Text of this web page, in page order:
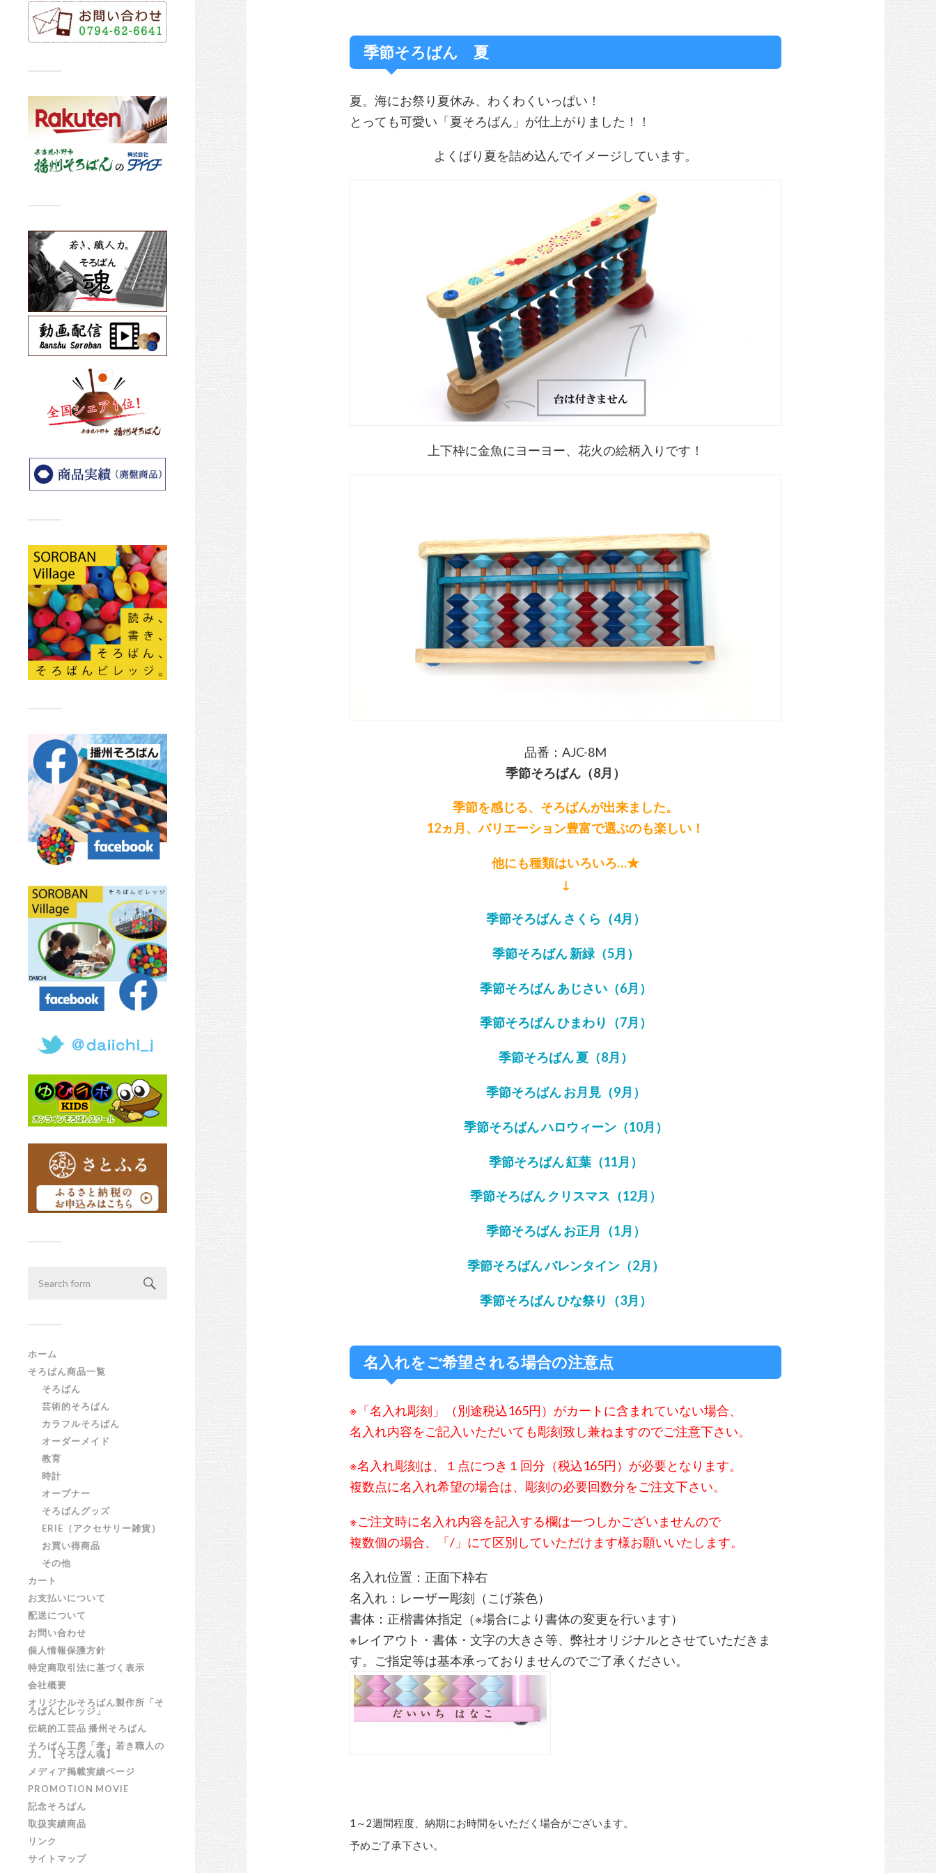
ホーム
そろばん商品一覧
そろばん
芸術的そろばん
カラフルそろばん
オーダーメイド
教育
時計
オープナー
そろばんグッズ
ERIE（アクセサリー雑貨）
お買い得商品
その他
カート
お支払いについて
配送について
お問い合わせ
個人情報保護方針
特定商取引法に基づく表示
会社概要
オリジナルそろばん製作所「そ
ろばんビレッジ」
伝統的工芸品 播州そろばん
そろばん工房「孝」若き職人の
力。【そろばん魂】
メディア掲載実績ページ
PROMOTION MOVIE
記念そろばん
取扱実績商品
リンク
サイトマップ
季節そろばん 夏
夏。海にお祭り夏休み、わくわくいっぱい！
とっても可愛い「夏そろばん」が仕上がりました！！
よくばり夏を詰め込んでイメージしています。
上下枠に金魚にヨーヨー、花火の絵柄入りです！
品番：AJC-8M
季節そろばん（8月）
季節を感じる、そろばんが出来ました。
12ヵ月、バリエーション豊富で選ぶのも楽しい！
他にも種類はいろいろ…★
↓
季節そろばん さくら（4月）
季節そろばん 新緑（5月）
季節そろばん あじさい（6月）
季節そろばん ひまわり（7月）
季節そろばん 夏（8月）
季節そろばん お月見（9月）
季節そろばん ハロウィーン（10月）
季節そろばん 紅葉（11月）
季節そろばん クリスマス（12月）
季節そろばん お正月（1月）
季節そろばん バレンタイン（2月）
季節そろばん ひな祭り（3月）
名入れをご希望される場合の注意点
※「名入れ彫刻」（別途税込165円）がカートに含まれていない場合、
名入れ内容をご記入いただいても彫刻致し兼ねますのでご注意下さい。
※名入れ彫刻は、
１点につき１回分（税込165円）が必要となります。
複数点に名入れ希望の場合は、彫刻の必要回数分をご注文下さい。
※ご注文時に名入れ内容を記入する欄は一つしかございませんので
複数個の場合、「/」にて区別していただけます様お願いいたします。
名入れ位置：正面下枠右
名入れ：レーザー彫刻（こげ茶色）
書体：正楷書体指定（※場合により書体の変更を行います）
※レイアウト・書体・文字の大きさ等、弊社オリジナルとさせていただきま
す。ご指定等は基本承っておりませんのでご了承ください。
1～2週間程度、納期にお時間をいただく場合がございます。
予めご了承下さい。